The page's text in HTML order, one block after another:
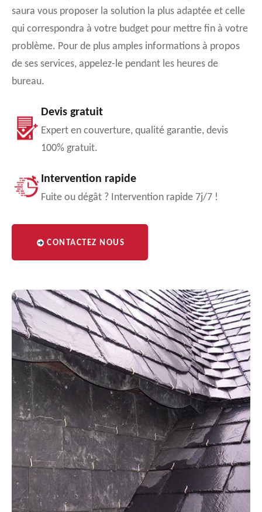
saura vous proposer la solution la plus adaptée et celle
qui correspondra à votre budget pour mettre fin à votre
problème. Pour de plus amples informations à propos
de ses services, appelez-le pendant les heures de
bureau.
Devis gratuit
Expert en couverture, qualité garantie, devis
100% gratuit.
Intervention rapide
Fuite ou dégât ? Intervention rapide 7j/7 !
CONTACTEZ NOUS